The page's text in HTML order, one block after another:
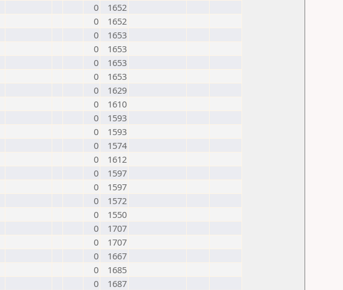
0
1652
0
1652
0
1653
0
1653
0
1653
0
1653
0
1629
0
1610
0
1593
0
1593
0
1574
0
1612
0
1597
0
1597
0
1572
0
1550
0
1707
0
1707
0
1667
0
1685
0
1687